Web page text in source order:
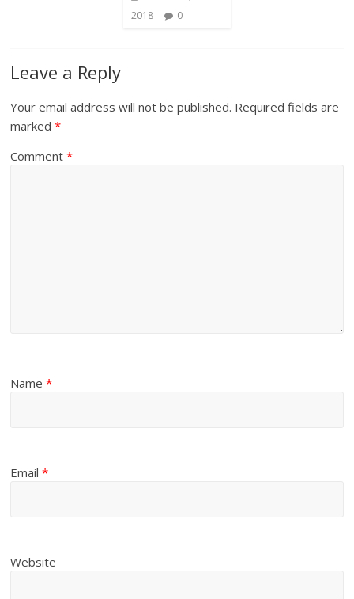
2018
0
Leave a Reply
Your email address will not be published. Required fields are
marked*
Comment*
Name*
Email*
Website